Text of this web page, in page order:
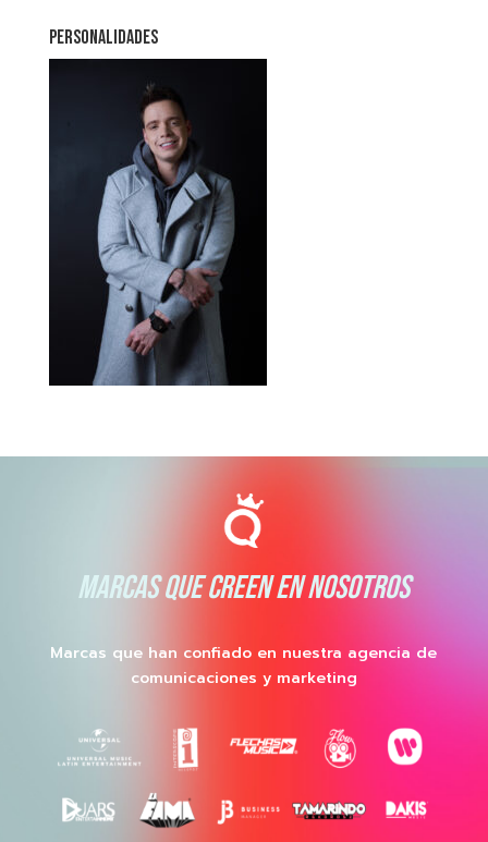
PERSONALIDADES
MARCAS QUE CREEN EN NOSOTROS
Marcas que han confiado en nuestra agencia de
comunicaciones y marketing